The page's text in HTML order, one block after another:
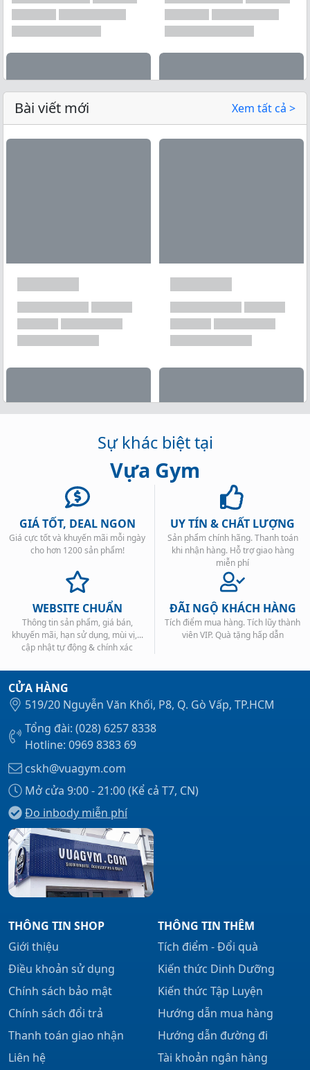
Xem tất cả →
Bài viết mới Xem tất cả >
Xem tất cả →
Sự khác biệt tại
Vựa Gym
GIÁ TỐT, DEAL NGON
Giá cực tốt và khuyến mãi mỗi ngày
cho hơn 1200 sản phẩm!
UY TÍN & CHẤT LƯỢNG
Sản phẩm chính hãng. Thanh toán
khi nhận hàng. Hỗ trợ giao hàng
miễn phí
WEBSITE CHUẨN
Thông tin sản phẩm, giá bán,
khuyến mãi, hạn sử dụng, mùi vị,...
cập nhật tự động & chính xác
ĐÃI NGỘ KHÁCH HÀNG
Tích điểm mua hàng. Tích lũy thành
viên VIP. Quà tặng hấp dẫn
CỬA HÀNG
519/20 Nguyễn Văn Khối, P8, Q. Gò Vấp, TP.HCM
Tổng đài: (028) 6257 8338
Hotline: 0969 8383 69
cskh@vuagym.com
Mở cửa 9:00 - 21:00 (Kể cả T7, CN)
Đo inbody miễn phí
THÔNG TIN SHOP
Giới thiệu
Điều khoản sử dụng
Chính sách bảo mật
Chính sách đổi trả
Thanh toán giao nhận
Liên hệ
THÔNG TIN THÊM
Tích điểm - Đổi quà
Kiến thức Dinh Dưỡng
Kiến thức Tập Luyện
Hướng dẫn mua hàng
Hướng dẫn đường đi
Tài khoản ngân hàng